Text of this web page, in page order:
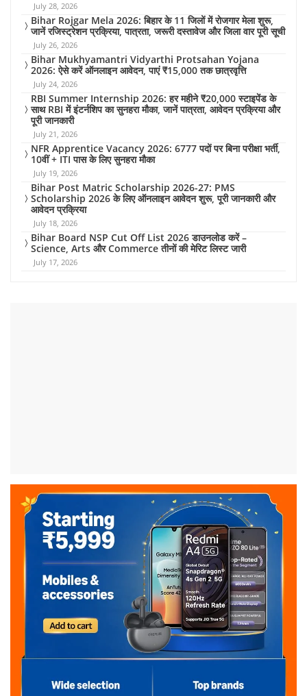
July 28, 2026
Bihar Rojgar Mela 2026: बिहार के 11 जिलों में रोजगार मेला शुरू,
जानें रजिस्ट्रेशन प्रक्रिया, पात्रता, जरूरी दस्तावेज और जिला वार पूरी सूची
July 26, 2026
Bihar Mukhyamantri Vidyarthi Protsahan Yojana
2026: ऐसे करें ऑनलाइन आवेदन, पाएं ₹15,000 तक छात्रवृत्ति
July 24, 2026
RBI Summer Internship 2026: हर महीने ₹20,000 स्टाइपेंड के
साथ RBI में इंटर्नशिप का सुनहरा मौका, जानें पात्रता, आवेदन प्रक्रिया और
पूरी जानकारी
July 21, 2026
NFR Apprentice Vacancy 2026: 6777 पदों पर बिना परीक्षा भर्ती,
10वीं + ITI पास के लिए सुनहरा मौका
July 19, 2026
Bihar Post Matric Scholarship 2026-27: PMS
Scholarship 2026 के लिए ऑनलाइन आवेदन शुरू, पूरी जानकारी और
आवेदन प्रक्रिया
July 18, 2026
Bihar Board NSP Cut Off List 2026 डाउनलोड करें –
Science, Arts और Commerce तीनों की मेरिट लिस्ट जारी
July 17, 2026